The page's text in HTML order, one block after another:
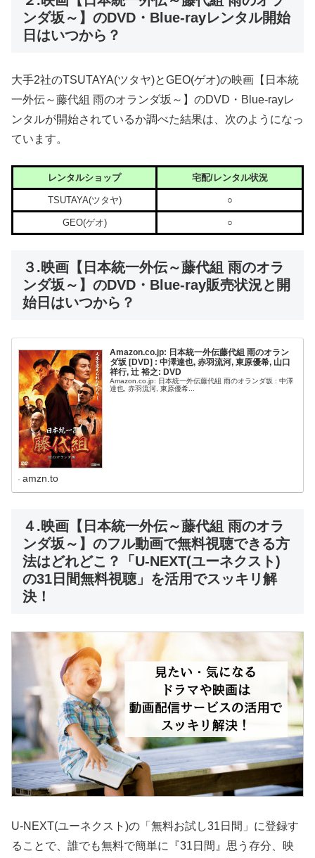
ンダ坂～】のDVD・Blue-rayレンタル開始
日はいつから？
大手2社のTSUTAYA(ツタヤ)とGEO(ゲオ)の映画【日本統
一外伝～藤代組 雨のオランダ坂～】のDVD・Blue-rayレ
ンタルが開始されているか調べた結果は、次のようになっ
ています。
レンタルショップ 宅配/レンタル状況
TSUTAYA(ツタヤ) ○
GEO(ゲオ) ○
３.映画【日本統一外伝～藤代組 雨のオラ
ンダ坂～】のDVD・Blue-ray販売状況と開
始日はいつから？
Amazon.co.jp: 日本統一外伝藤代組 雨のオラン
ダ坂 [DVD] : 中澤達也, 赤羽流河, 東原優希, 山口
祥行, 辻 裕之: DVD
Amazon.co.jp: 日本統一外伝藤代組 雨のオランダ坂 : 中澤
達也, 赤羽流河, 東原優希...
amzn.to
４.映画【日本統一外伝～藤代組 雨のオラ
ンダ坂～】のフル動画で無料視聴できる方
法はどれどこ？「U-NEXT(ユーネクスト)
の31日間無料視聴」を活用でスッキリ解
決！
U-NEXT(ユーネクスト)の「無料お試し31日間」に登録す
ることで、誰でも無料で簡単に『31日間』思う存分、映